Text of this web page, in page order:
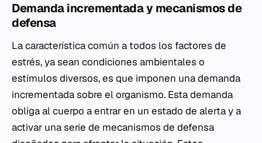
Demanda incrementada y mecanismos de
defensa
La característica común a todos los factores de
estrés, ya sean condiciones ambientales o
estímulos diversos, es que imponen una demanda
incrementada sobre el organismo. Esta demanda
obliga al cuerpo a entrar en un estado de alerta y a
activar una serie de mecanismos de defensa